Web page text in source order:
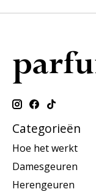
Categorieën
Hoe het werkt
Damesgeuren
Herengeuren